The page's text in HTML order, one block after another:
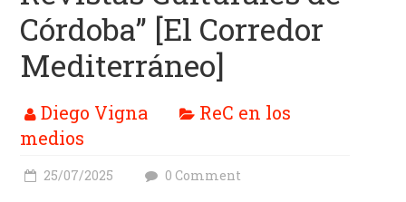
Córdoba
(REC)
El
Archivo
Córdoba” [El Corredor
Mediterráneo]
Diego Vigna
ReC en los
medios
25/07/2025 0 Comment